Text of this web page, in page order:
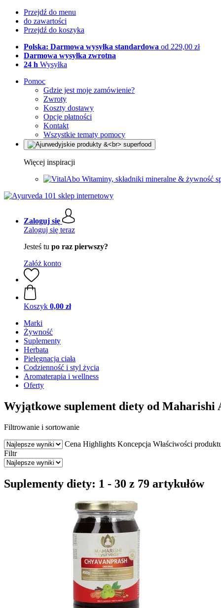
Przejdź do menu
do zawartości
Przejdź do koszyka
Polska: Darmowa wysyłka standardowa od 229,00 zł
Darmowa wysyłka zwrotna
24 h Wysyłka
Pomoc
Gdzie jest moje zamówienie?
Zwroty
Koszty dostawy
Opcje płatności
Kontakt
Wszystkie tematy pomocy
Więcej inspiracji
Witaminy, składniki mineralne & żywność
Zaloguj się
Zaloguj się teraz
Jesteś tu po raz pierwszy?
Załóż konto
Koszyk 0,00 zł
Marki
Żywność
Suplementy
Herbata
Pielęgnacja ciała
Codzienność i styl życia
Aromaterapia i wellness
Oferty
Wyjątkowe suplement diety od Maharishi
Filtrowanie i sortowanie
Cena Highlights Koncepcja Właściwości
Filtr
Suplementy diety: 1 - 30 z 79 artykułów